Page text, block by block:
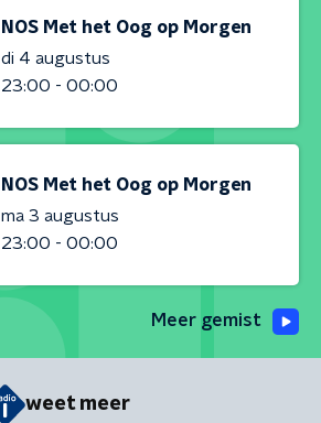
NOS Met het Oog op Morgen
di 4 augustus
23:00 - 00:00
NOS Met het Oog op Morgen
ma 3 augustus
23:00 - 00:00
Meer gemist
weet meer